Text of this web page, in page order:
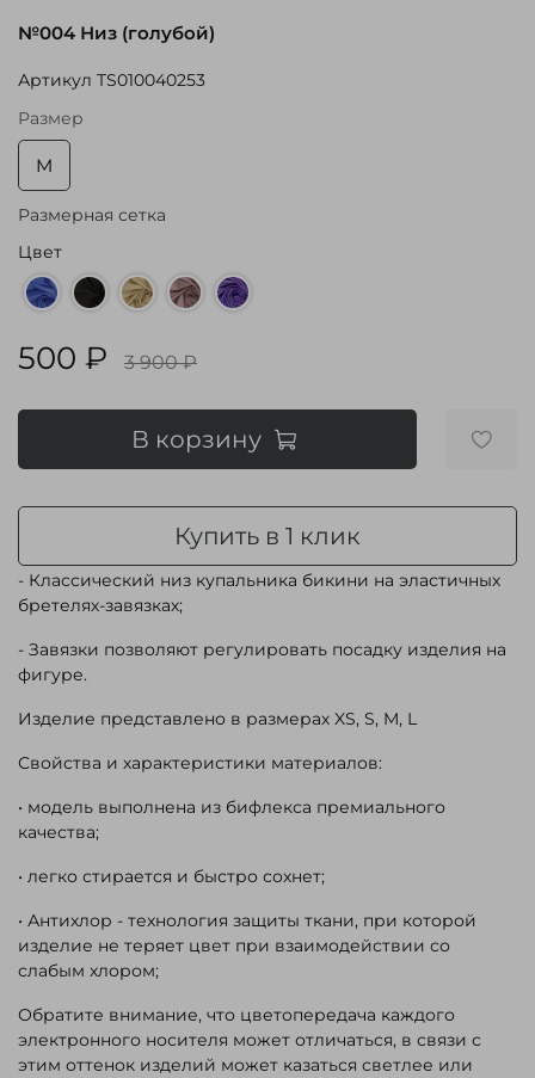
№004 Низ (голубой)
Размер
M
Размерная сетка
Артикул TS010040253
Цвет
500 ₽ 3 900 ₽
В корзину
Купить в 1 клик
- Классический низ купальника бикини на эластичных
бретелях-завязках;
- Завязки позволяют регулировать посадку изделия на
фигуре.
Изделие представлено в размерах XS, S, M, L
Свойства и характеристики материалов:
• модель выполнена из бифлекса премиального
качества;
• легко стирается и быстро сохнет;
• Антихлор - технология защиты ткани, при которой
изделие не теряет цвет при взаимодействии со
слабым хлором;
Обратите внимание, что цветопередача каждого
электронного носителя может отличаться, в связи с
этим оттенок изделий может казаться светлее или